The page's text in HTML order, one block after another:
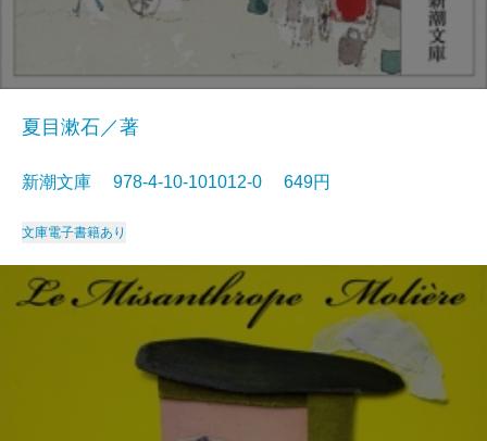
夏目漱石／著
新潮文庫 978-4-10-101012-0 649円
文庫電子書籍あり